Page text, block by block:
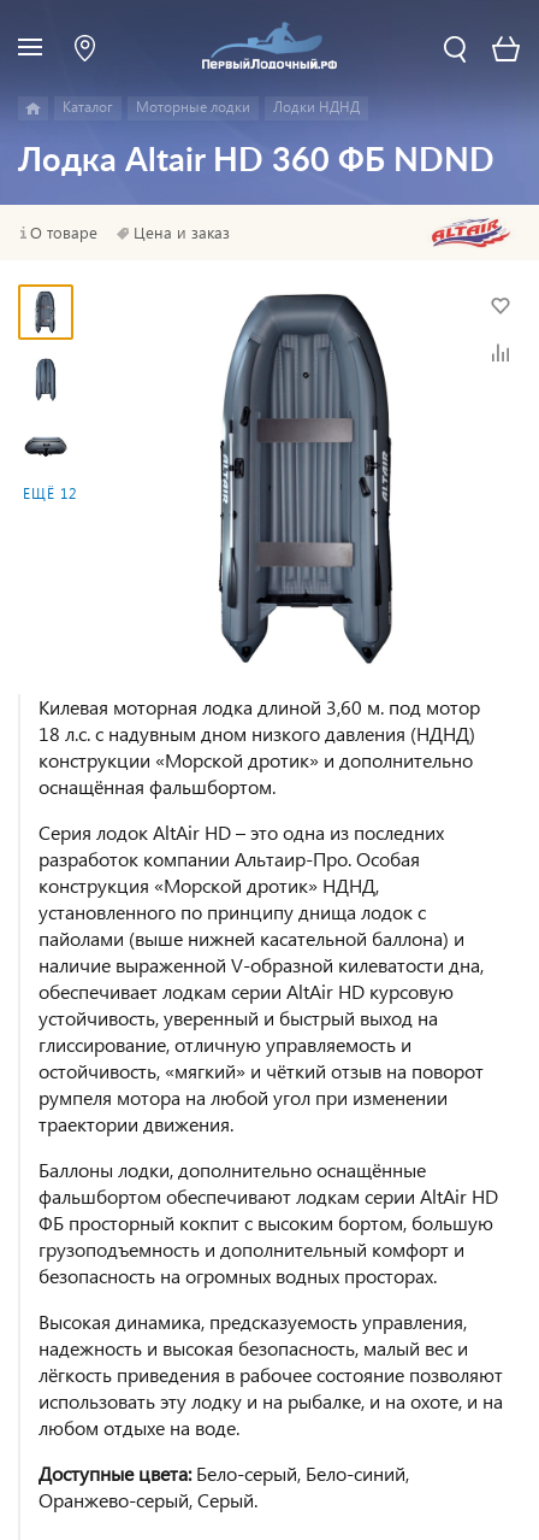
Каталог Моторные лодки Лодки НДНД
Лодка Altair HD 360 ФБ NDND
О товаре Цена и заказ
ЕЩЁ 12
Килевая моторная лодка длиной 3,60 м. под мотор
18 л.с. с надувным дном низкого давления (НДНД)
конструкции «Морской дротик» и дополнительно
оснащённая фальшбортом.
Серия лодок AltAir HD – это одна из последних
разработок компании Альтаир-Про. Особая
конструкция «Морской дротик» НДНД,
установленного по принципу днища лодок с
пайолами (выше нижней касательной баллона) и
наличие выраженной V-образной килеватости дна,
обеспечивает лодкам серии AltAir HD курсовую
устойчивость, уверенный и быстрый выход на
глиссирование, отличную управляемость и
остойчивость, «мягкий» и чёткий отзыв на поворот
румпеля мотора на любой угол при изменении
траектории движения.
Баллоны лодки, дополнительно оснащённые
фальшбортом обеспечивают лодкам серии AltAir HD
ФБ просторный кокпит с высоким бортом, большую
грузоподъемность и дополнительный комфорт и
безопасность на огромных водных просторах.
Высокая динамика, предсказуемость управления,
надежность и высокая безопасность, малый вес и
лёгкость приведения в рабочее состояние позволяют
использовать эту лодку и на рыбалке, и на охоте, и на
любом отдыхе на воде.
Доступные цвета:Бело-серый, Бело-синий,
Оранжево-серый, Серый.